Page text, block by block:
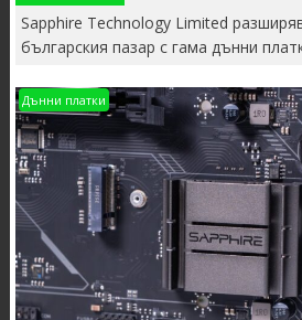
Sapphire Technology Limited
българския пазар с гама дънни
Дънни платки